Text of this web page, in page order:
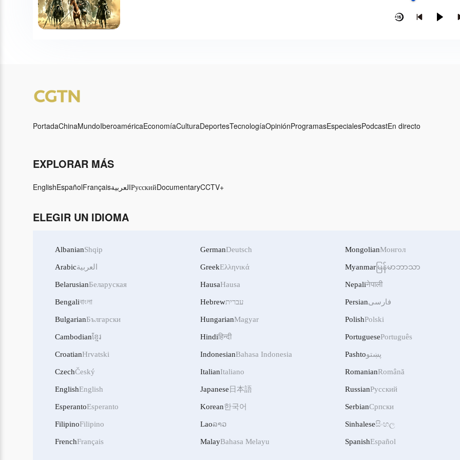
PortadaChinaMundoIberoaméricaEconomíaCulturaDeportesTecnologíaOpiniónProgramasEspecialesPodcastEn directo
EXPLORAR MÁS
EnglishEspañolFrançaisالعربيةРусскийDocumentaryCCTV+
ELEGIR UN IDIOMA
AlbanianShqip
Arabicالعربية
BelarusianБеларуская
Bengaliবাংলা
BulgarianБългарски
Cambodianខ្មែរ
CroatianHrvatski
CzechČeský
EnglishEnglish
EsperantoEsperanto
FilipinoFilipino
FrenchFrançais
GermanDeutsch
GreekΕλληνικά
HausaHausa
Hebrewעברית
HungarianMagyar
Hindiहिन्दी
IndonesianBahasa Indonesia
ItalianItaliano
Japanese 日本語
Korean한국어
Laoລາວ
MalayBahasa Melayu
MongolianМонгол
Myanmar မြန်မာဘာသာ
Nepaliनेपाली
Persianفارسی
PolishPolski
PortuguesePortuguês
Pashtoپښتو
RomanianRomână
RussianРусский
SerbianСрпски
Sinhaleseසිංහල
SpanishEspañol